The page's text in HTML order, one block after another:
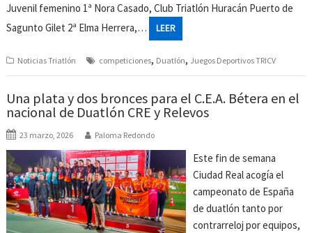
Juvenil femenino 1ª Nora Casado, Club Triatlón Huracán Puerto de
Sagunto Gilet 2ª Elma Herrera,…
LEER
Noticias Triatlón competiciones, Duatlón, Juegos Deportivos TRICV
Una plata y dos bronces para el C.E.A. Bétera en el
nacional de Duatlón CRE y Relevos
23 marzo, 2026 Paloma Redondo
Este fin de semana
Ciudad Real acogía el
campeonato de España
de duatlón tanto por
contrarreloj por equipos,